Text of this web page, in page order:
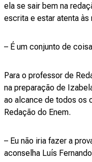
ela se sair bem na
escrita e estar atenta às
– É um conjunto de
Para o professor de
na preparação de
ao alcance de todos os
Redação do Enem.
– Eu não iria fazer a
aconselha Luís